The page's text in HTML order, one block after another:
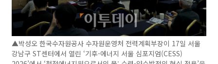
▲박성오 한국수자원공사 수자원운영처 전력계획부장이 17일 서울
강남구 ST센터에서 열린 ‘기후-에너지 서울 심포지엄(CESS)